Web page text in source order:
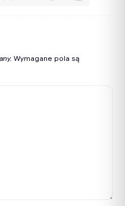
Wymagane pola są